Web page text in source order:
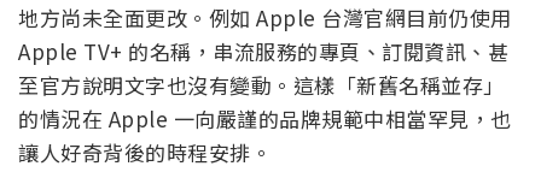
地方尚未全面更改。例如 Apple 台灣官網目前仍使用
Apple TV+ 的名稱，串流服務的專頁、訂閱資訊、甚
至官方說明文字也沒有變動。這樣「新舊名稱並存」
的情況在 Apple 一向嚴謹的品牌規範中相當罕見，也
讓人好奇背後的時程安排。